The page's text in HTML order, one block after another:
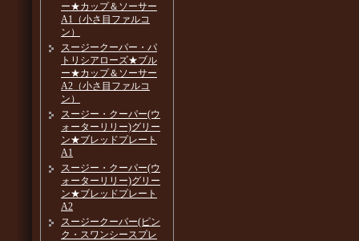
ー★カップ＆ソーサー
A1（小さ目ファルコ
ン）
スージークーパー・パ
トリシアローズ★ブル
ー★カップ＆ソーサー
A2（小さ目ファルコ
ン）
スージー・クーパー(ウ
ォーターリリー)グリー
ン★ブレッドプレート
A1
スージー・クーパー(ウ
ォーターリリー)グリー
ン★ブレッドプレート
A2
スージークーパー(ピン
ク・スワンシースプレ